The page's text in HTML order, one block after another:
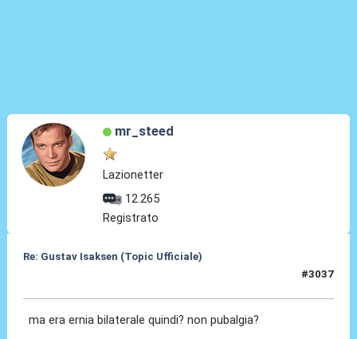
mr_steed
Lazionetter
12.265
Registrato
Re: Gustav Isaksen (Topic Ufficiale)
#3037
ma era ernia bilaterale quindi? non pubalgia?